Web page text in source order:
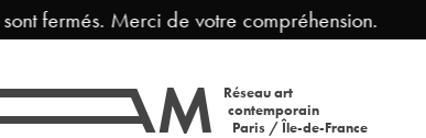
fermés. Merci de votre compréhension.
Réseau art
contemporain
Paris / Île-de-France